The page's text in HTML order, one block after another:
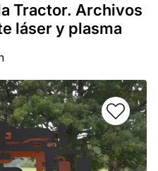
Tractor. Archivos
láser y plasma